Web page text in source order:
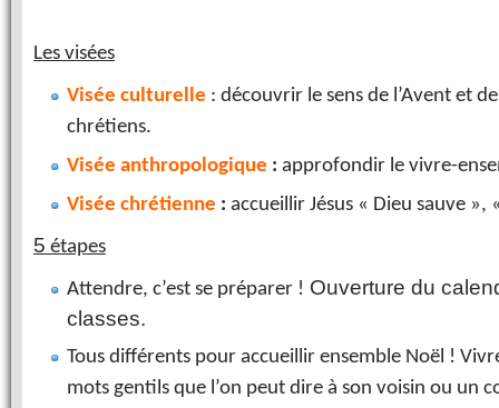
Les visées
Visée culturelle : découvrir le sens de l’Avent et
chrétiens.
Visée anthropologique : approfondir le vivre-
Visée chrétienne : accueillir Jésus « Dieu sauve »,
5 étapes
Attendre, c’est se préparer ! Ouverture du
classes.
Tous différents pour accueillir ensemble Noël !
mots gentils que l’on peut dire à son voisin ou un